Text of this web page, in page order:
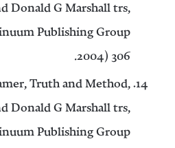
Donald G Marshall trs,
Publishing Group
2004) 306.
Truth and Method,
Donald G Marshall trs,
Publishing Group